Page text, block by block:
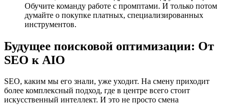
Обучите команду работе с промптами. И только потом
думайте о покупке платных, специализированных
инструментов.
Будущее поисковой оптимизации: От
SEO к AIO
SEO, каким мы его знали, уже уходит. На смену приходит
более комплексный подход, где в центре всего стоит
искусственный интеллект. И это не просто смена